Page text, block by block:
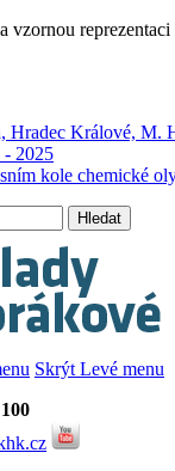
vzornou
Hradec Králové, M.
2025
kole chemické
Hledat
Skrýt Levé menu